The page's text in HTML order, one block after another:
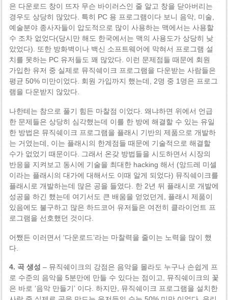
은 다운로드 창이 뜨자 무슨 바이러스인 줄 알고 창을 닫아버리는
경우도 상당히 많았다. 특히 PC 용 프로그램이다 보니 음악, 미술,
예술분야 종사자들이 압도적으로 많이 사용하는 맥에서는 사용할
수 조차 없었다(당시만 해도 한국에서는 맥의 사용도가 상당히 낮
았었다). 또한 방화벽이나 백신 소프트웨어에 막혀서 프로그램 설
치를 못하는 PC 유저들도 꽤 많았다. 이런 문제점들 때문에 회원
가입한 유저 중 실제로 뮤직쉐이크 프로그램을 다운받는 사람들은
평균 50% 미만이었다. 회원 가입까지 했는데, 2명 중 1명은 프로그
램을 다운받지 않았다.
나한테는 참으로 풀기 힘든 마찰점 이었다. 왜냐하면 위에서 언급
한 문제들은 상당히 심각했는데 이를 한 방에 해결할 수 있는 유일
한 방법은 뮤직쉐이크 프로그램을 플래시 기반의 제품으로 개발하
는 거였는데, 이는 플래시의 한계점들 때문에 기술적으로 해결할
수가 없었기 때문이다. 그래서 온갖 방법들을 시도하면서 시장의
반응을 지켜보고 동시에 기술을 최대한 hacking 해서 (앙드레 미셀
이라는 플래시의 대가에 대해서도 이때 알게 되었다) 뮤직쉐이크를
플래시로 개발하는데 많은 공을 들였다. 한 2년 뒤 플래시로 개발에
성공을 하긴 했는데 여기서도 큰 배움을 얻었던게, 플래시 제품이
있음에도 불구하고 많은 하드코어 유저들은 여전히 클라이언트 프
로그램을 선호했던 것이다.
어쨌든 이러면서 ‘다운로드’라는 마찰력을 줄이는 노력을 많이 했
다.
4. 곡 생성 – 뮤직쉐이크의 강점은 음악을 몰라도 누구나 손쉽게 프
로 수준의 음악을 5분만에 만들 수 있다는 점이고, 뮤직쉐이크의 꽃
은 바로 ‘음악 만들기’ 이다. 하지만, 뮤직쉐이크 프로그램을 설치한